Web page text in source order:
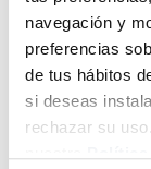
navegación y
preferencias
de tus hábitos
si deseas
rechazar su